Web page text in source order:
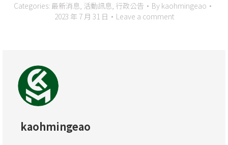
Categories: 最新消息, 活動訊息, 行政公告 By kaohmingeao
2023 年 7 月 31 日
Leave a comment
kaohmingeao